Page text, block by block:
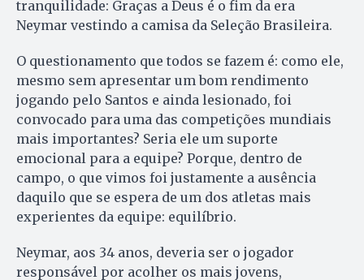
tranquilidade: Graças a Deus é o fim da era
Neymar vestindo a camisa da Seleção Brasileira.
O questionamento que todos se fazem é: como ele,
mesmo sem apresentar um bom rendimento
jogando pelo Santos e ainda lesionado, foi
convocado para uma das competições mundiais
mais importantes? Seria ele um suporte
emocional para a equipe? Porque, dentro de
campo, o que vimos foi justamente a ausência
daquilo que se espera de um dos atletas mais
experientes da equipe: equilíbrio.
Neymar, aos 34 anos, deveria ser o jogador
responsável por acolher os mais jovens,